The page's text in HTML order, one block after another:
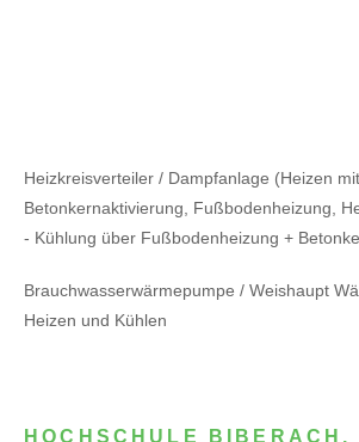
Heizkreisverteiler / Dampfanlage (Heizen mit
Betonkernaktivierung, Fußbodenheizung,
- Kühlung über Fußbodenheizung +
Brauchwasserwärmepumpe / Weishaupt
Heizen und Kühlen
HOCHSCHULE BIBERACH,